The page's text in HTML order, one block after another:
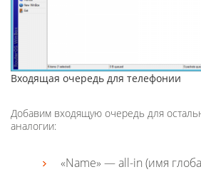
Входящая очередь для телефонии
Добавим входящую очередь для
аналогии:
«Name» — all-in (имя